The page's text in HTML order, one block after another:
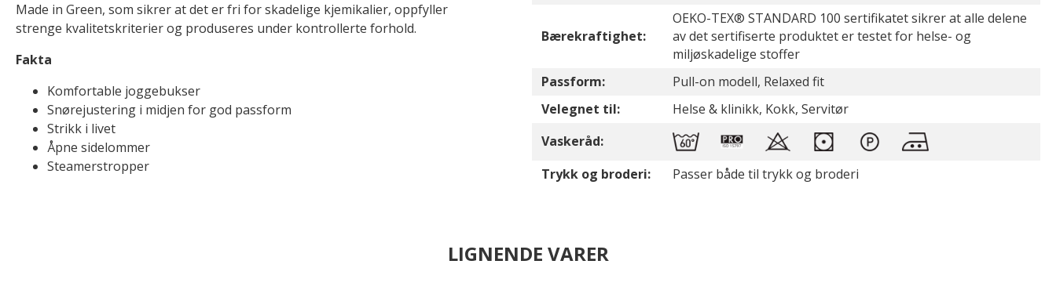
Made in Green, som sikrer at det er fri for skadelige kjemikalier, oppfyller
strenge kvalitetskriterier og produseres under kontrollerte forhold.
Fakta
Komfortable joggebukser
Snørejustering i midjen for god passform
Strikk i livet
Åpne sidelommer
Steamerstropper
Bærekraftighet:
OEKO-TEX® STANDARD 100 sertifikatet sikrer at alle delene
av det sertifiserte produktet er testet for helse- og
miljøskadelige stoffer
Passform:
Pull-on modell, Relaxed fit
Velegnet til:
Helse & klinikk, Kokk, Servitør
Vaskeråd:
Trykk og broderi:
Passer både til trykk og broderi
LIGNENDE VARER